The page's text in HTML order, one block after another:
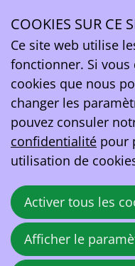
mise en œuvre
EV Belgium
mettre en place,
VE. Les Flamands
prime, ce qui est
bons de commande
personnes qui
COOKIES SUR CE
Ce site web utilise
fonctionner. Si vous
cookies que nous
changer les
pouvez consuler
confidentialité pour
utilisation de
Activer tous les
Afficher le